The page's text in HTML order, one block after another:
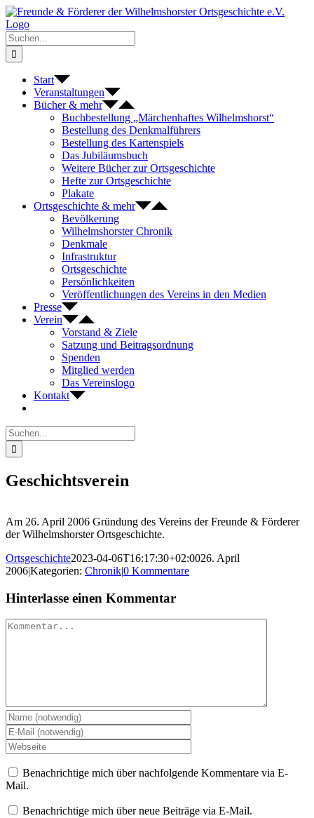
Zum
Inhalt
springen
Suche
nach:
Start
Veranstaltungen
Bücher & mehr
Buchbestellung „Märchenhaftes Wilhelmshorst“
Bestellung des Denkmalführers
Bestellung des Kartenspiels
Das Jubiläumsbuch
Weitere Bücher zur Ortsgeschichte
Hefte zur Ortsgeschichte
Plakate
Ortsgeschichte & mehr
Bevölkerung
Wilhelmshorster Chronik
Denkmale
Infrastruktur
Ortsgeschichte
Persönlichkeiten
Veröffentlichungen des Vereins in den Medien
Presse
Verein
Vorstand & Ziele
Satzung und Beitragsordnung
Spenden
Mitglied werden
Das Vereinslogo
Kontakt
Suche
nach:
Geschichtsverein
Am 26. April 2006 Gründung des Vereins der Freunde & Förderer
der Wilhelmshorster Ortsgeschichte.
Ortsgeschichte2023-04-06T16:17:30+02:0026. April
2006|Kategorien: Chronik|0 Kommentare
Hinterlasse einen Kommentar
Kommentar
Benachrichtige mich über nachfolgende Kommentare via E-
Mail.
Benachrichtige mich über neue Beiträge via E-Mail.